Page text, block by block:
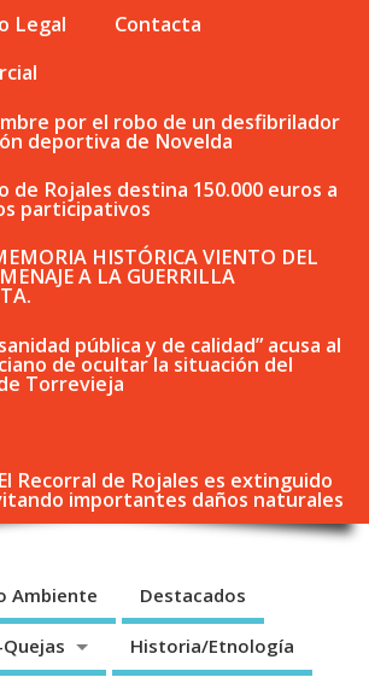
Legal
Contacta
por el robo de un desfibrilador
deportiva de Novelda
de Rojales destina 150.000 euros a
participativos
HISTÓRICA VIENTO DEL
A LA GUERRILLA
pública y de calidad” acusa al
de ocultar la situación del
Torrevieja
Recorral de Rojales es extinguido
importantes daños naturales
Ambiente Destacados
Historia/Etnología